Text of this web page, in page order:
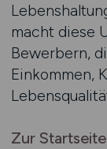
macht diese
Bewerbern,
Einkommen,
Zur Startseite